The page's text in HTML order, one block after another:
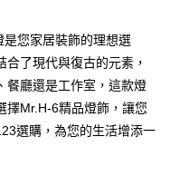
您家居裝飾的理想選
了現代與復古的元素，
餐廳還是工作室，這款燈
擇Mr.H-6精品燈飾，讓您
選購，為您的生活增添一